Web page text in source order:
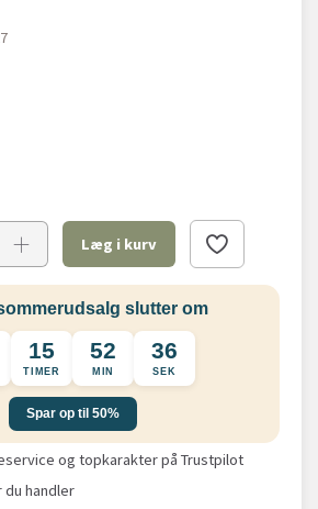
Læg i kurv
slutter om
15
TIMER
52
MIN
35
SEK
Spar op til 50%
og topkarakter på Trustpilot
du handler